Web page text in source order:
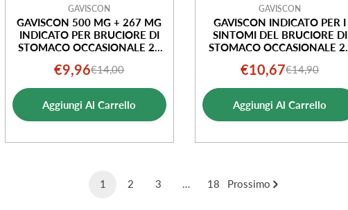
GAVISCON
GAVISCON 500 MG + 267 MG
INDICATO PER BRUCIORE DI
STOMACO OCCASIONALE 24
Prezzo
di
vendita
€9,96Prezzo
normale
€14,00
Aggiungi Al Carrello
GAVISCON
GAVISCON INDICATO PER I
SINTOMI DEL BRUCIORE DI
STOMACO OCCASIONALE 24
Prezzo
di
vendita
€10,67Prezzo
normale
€14,90
Aggiungi Al Carrello
1 2 3 … 18 Prossimo